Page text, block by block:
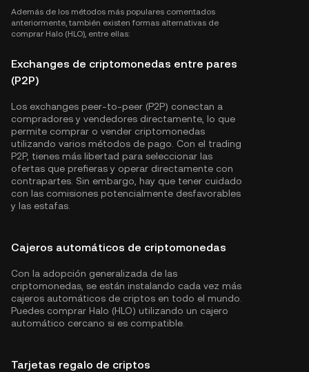
Además de los métodos más populares comentados
anteriormente, también existen formas alternativas de
comprar Halo (HLO), entre ellas:
Exchanges de criptomonedas entre pares
(P2P)
Los exchanges peer-to-peer (P2P) conectan a
compradores y vendedores directamente, lo que
permite comprar o vender criptomonedas
utilizando varios métodos de pago. Con el trading
P2P, tienes más libertad para seleccionar las
ofertas que prefieras y operar directamente con
contrapartes. Sin embargo, hay que tener cuidado
con las comisiones potencialmente desfavorables
y las estafas.
Cajeros automáticos de criptomonedas
Con la adopción generalizada de las
criptomonedas, se están instalando cada vez más
cajeros automáticos de criptos en todo el mundo.
Puedes comprar Halo (HLO) utilizando un cajero
automático cercano si es compatible.
Tarjetas regalo de criptos